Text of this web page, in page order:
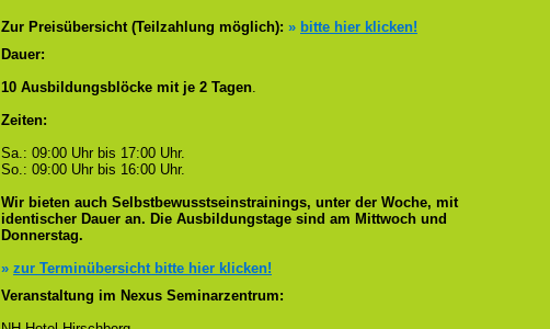
Zur Preisübersicht (Teilzahlung möglich): » bitte hier klicken!
Dauer:
10 Ausbildungsblöcke mit je 2 Tagen.
Zeiten:
Sa.: 09:00 Uhr bis 17:00 Uhr.
So.: 09:00 Uhr bis 16:00 Uhr.
Wir bieten auch Selbstbewusstseinstrainings, unter der Woche, mit
identischer Dauer an. Die Ausbildungstage sind am Mittwoch und
Donnerstag.
» zur Terminübersicht bitte hier klicken!
Veranstaltung im Nexus Seminarzentrum: